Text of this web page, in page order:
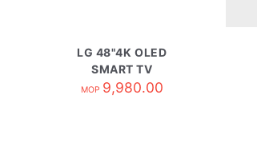
LG 48"4K OLED
SMART TV
OLED48B6PCA
MOP 9,980.00